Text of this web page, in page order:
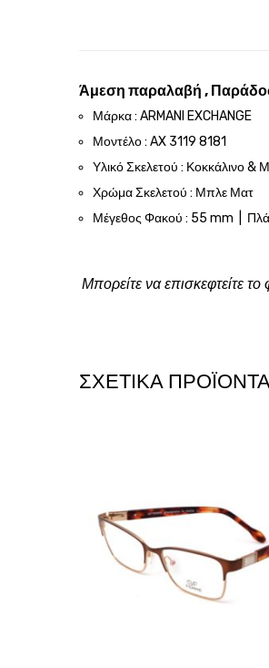
Άμεση παραλαβή ,
Μάρκα : ARMANI EXCHANGE
Μοντέλο : AX 3119 8181
Υλικό Σκελετού : Κοκκάλινο &
Χρώμα Σκελετού : Μπλε Ματ
Μέγεθος Φακού : 55 mm |
Μπορείτε να επισκεφτείτε
ΣΧΕΤΙΚΑ